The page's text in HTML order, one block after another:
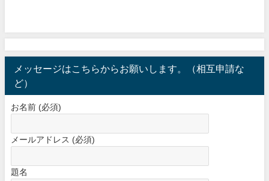
メッセージはこちらからお願いします。（相互申請な
ど）
お名前 (必須)
メールアドレス (必須)
題名